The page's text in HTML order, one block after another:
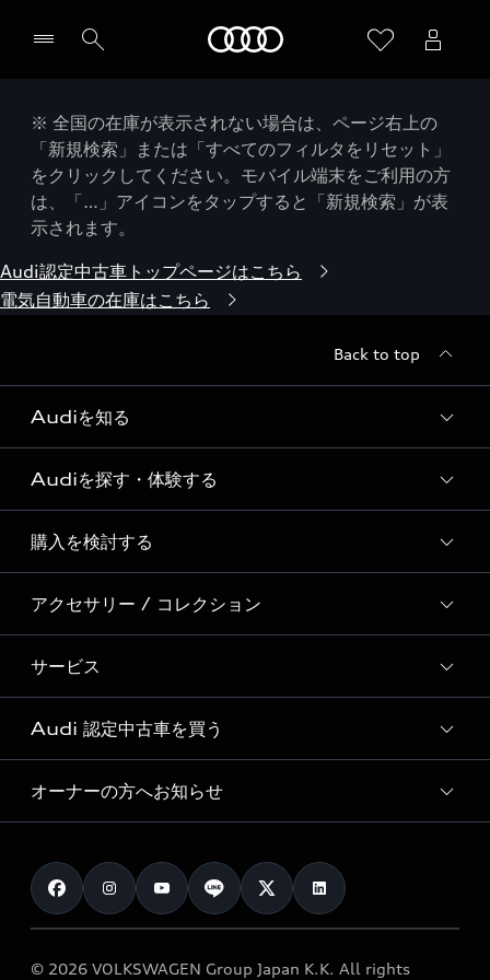
※ 全国の在庫が表示されない場合は、ページ右上の
「新規検索」または「すべてのフィルタをリセット」
をクリックしてください。モバイル端末をご利用の方
は、「…」アイコンをタップすると「新規検索」が表
示されます。
Audi認定中古車トップページはこちら
電気自動車の在庫はこちら
Back to top
Audiを知る
Audi ブランド
Story of Progress
Audi Sport
Formula 1®
デジタルサービス
Audiを探す・体験する
ディーラー検索
新車在庫検索
試乗車・展示車検索
見積り依頼
試乗予約
購入を検討する
モデル一覧
特別仕様モデル / 限定モデル
e-tronラインアップ
価格シミュレーション
車両比較
カタログ一覧
アクセサリー / コレクション
純正アクセサリー
オンラインショップ
Audi collection
アウディナビアプリ
サービス
サービス入庫予約
サービスプログラム
メンテナンス
車検 / 定期点検
e-tronアフターサポート
Audi 認定中古車を買う
Audi認定中古車
クオリティ
保証
メンテナンス
オーナーの方へお知らせ
お知らせ
オーナー様向けキャンペーン
© 2026 VOLKSWAGEN Group Japan K.K. All rights